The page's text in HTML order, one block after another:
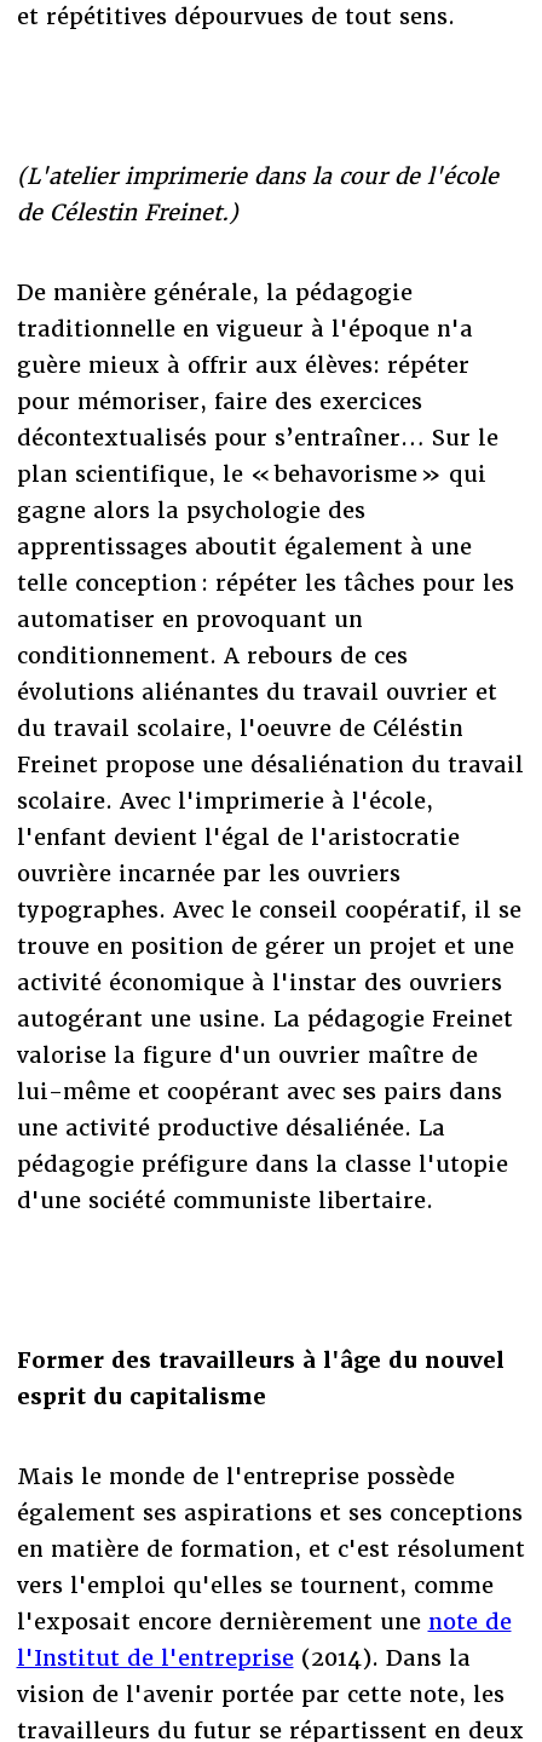
et répétitives dépourvues de tout sens.
(L'atelier imprimerie dans la cour de l'école
de Célestin Freinet.)
De manière générale, la pédagogie
traditionnelle en vigueur à l'époque n'a
guère mieux à offrir aux élèves: répéter
pour mémoriser, faire des exercices
décontextualisés pour s’entraîner… Sur le
plan scientifique, le « behavorisme » qui
gagne alors la psychologie des
apprentissages aboutit également à une
telle conception : répéter les tâches pour les
automatiser en provoquant un
conditionnement. A rebours de ces
évolutions aliénantes du travail ouvrier et
du travail scolaire, l'oeuvre de Céléstin
Freinet propose une désaliénation du travail
scolaire. Avec l'imprimerie à l'école,
l'enfant devient l'égal de l'aristocratie
ouvrière incarnée par les ouvriers
typographes. Avec le conseil coopératif, il se
trouve en position de gérer un projet et une
activité économique à l'instar des ouvriers
autogérant une usine. La pédagogie Freinet
valorise la figure d'un ouvrier maître de
lui-même et coopérant avec ses pairs dans
une activité productive désaliénée. La
pédagogie préfigure dans la classe l'utopie
d'une société communiste libertaire.
Former des travailleurs à l'âge du nouvel
esprit du capitalisme
Mais le monde de l'entreprise possède
également ses aspirations et ses conceptions
en matière de formation, et c'est résolument
vers l'emploi qu'elles se tournent, comme
l'exposait encore dernièrement une note de
l'Institut de l'entreprise(2014). Dans la
vision de l'avenir portée par cette note, les
travailleurs du futur se répartissent en deux